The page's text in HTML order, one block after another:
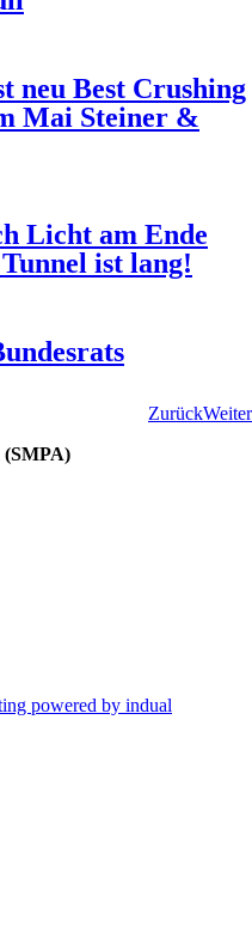
neu Best Crushing
Mai Steiner &
Licht am Ende
ist lang!
ZurückWeiter
(SMPA)
powered by indual